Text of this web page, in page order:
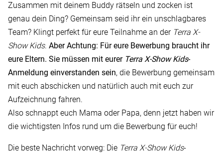
Zusammen mit deinem Buddy rätseln und zocken ist
genau dein Ding? Gemeinsam seid ihr ein unschlagbares
Team? Klingt perfekt für eure Teilnahme an der Terra X-
Show Kids. Aber Achtung: Für eure Bewerbung braucht ihr
eure Eltern. Sie müssen mit eurer Terra X-Show Kids-
Anmeldung einverstanden sein, die Bewerbung gemeinsam
mit euch abschicken und natürlich auch mit euch zur
Aufzeichnung fahren.
Also schnappt euch Mama oder Papa, denn jetzt haben wir
die wichtigsten Infos rund um die Bewerbung für euch!
Die beste Nachricht vorweg: Die Terra X-Show Kids-